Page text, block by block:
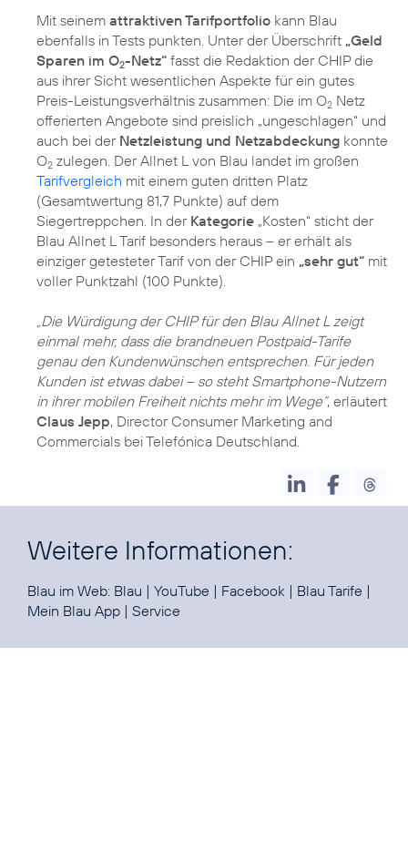
Mit seinem attraktiven Tarifportfolio kann Blau
ebenfalls in Tests punkten. Unter der Überschrift „Geld
Sparen im O2-Netz“ fasst die Redaktion der CHIP die
aus ihrer Sicht wesentlichen Aspekte für ein gutes
Preis-Leistungsverhältnis zusammen: Die im O2 Netz
offerierten Angebote sind preislich „ungeschlagen“ und
auch bei der Netzleistung und Netzabdeckung konnte
O2 zulegen. Der Allnet L von Blau landet im großen
Tarifvergleich mit einem guten dritten Platz
(Gesamtwertung 81,7 Punkte) auf dem
Siegertreppchen. In der Kategorie „Kosten“ sticht der
Blau Allnet L Tarif besonders heraus – er erhält als
einziger getesteter Tarif von der CHIP ein „sehr gut“ mit
voller Punktzahl (100 Punkte).
„Die Würdigung der CHIP für den Blau Allnet L zeigt
einmal mehr, dass die brandneuen Postpaid-Tarife
genau den Kundenwünschen entsprechen. Für jeden
Kunden ist etwas dabei – so steht Smartphone-Nutzern
in ihrer mobilen Freiheit nichts mehr im Wege“, erläutert
Claus Jepp, Director Consumer Marketing and
Commercials bei Telefónica Deutschland.
Weitere Informationen:
Blau im Web: Blau | YouTube | Facebook | Blau Tarife |
Mein Blau App | Service